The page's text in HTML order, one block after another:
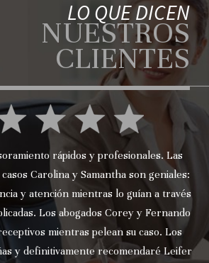
LO QUE DICEN
NUESTROS
CLIENTES
rápidos y profesionales. Las
Carolina y Samantha son geniales:
y atención mientras lo guían a través
Los abogados Corey y Fernando
mientras pelean su caso. Los
y definitivamente recomendaré Leifer